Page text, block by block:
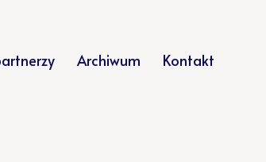
Archiwum Kontakt